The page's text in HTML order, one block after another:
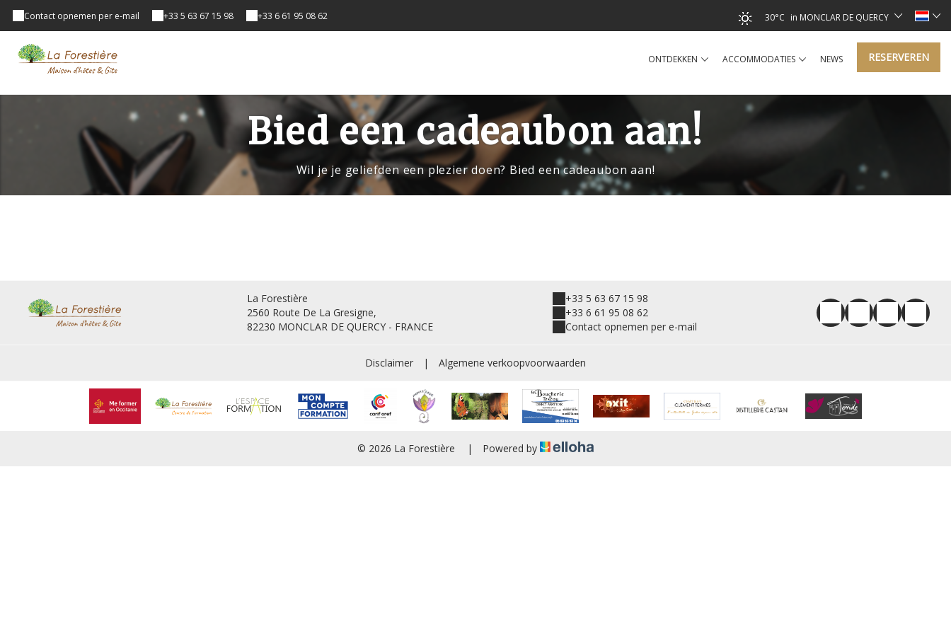
Contact opnemen per e-mail +33 5 63 67 15 98 +33 6 61 95 08 62 30°C in MONCLAR DE QUERCY
ONTDEKKEN ACCOMMODATIES NEWS RESERVEREN
Bied een cadeaubon aan!
Wil je je geliefden een plezier doen? Bied een cadeaubon aan!
La Forestière
2560 Route De La Gresigne,
82230 MONCLAR DE QUERCY - FRANCE
+33 5 63 67 15 98
+33 6 61 95 08 62
Contact opnemen per e-mail
Disclaimer | Algemene verkoopvoorwaarden
© 2026 La Forestière | Powered by